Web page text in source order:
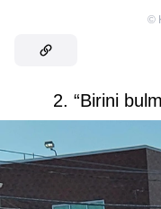
©
2. “Birini